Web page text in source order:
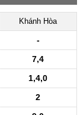
Khánh Hòa
-
7,4
1,4,0
2